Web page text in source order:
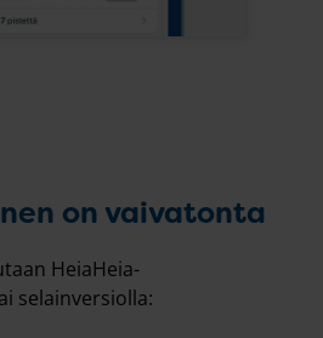
on vaivatonta
HeiaHeia-
selainversiolla: